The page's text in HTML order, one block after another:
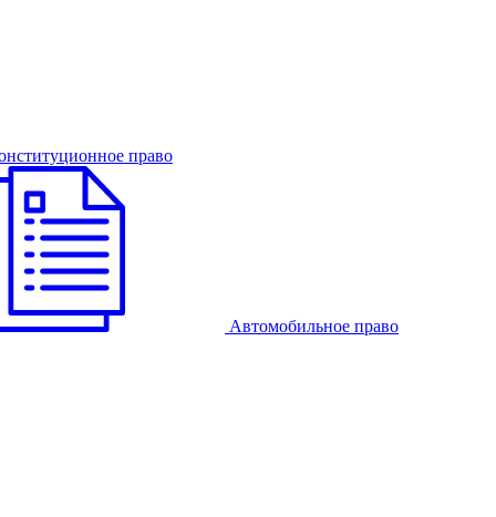
право
Автомобильное право